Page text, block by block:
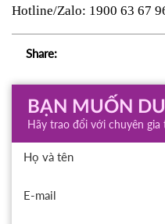
Hotline/Zalo: 1900 63 67
Share:
BẠN MUỐN
Hãy trao đổi với chuyên gia
Họ và tên
E-mail